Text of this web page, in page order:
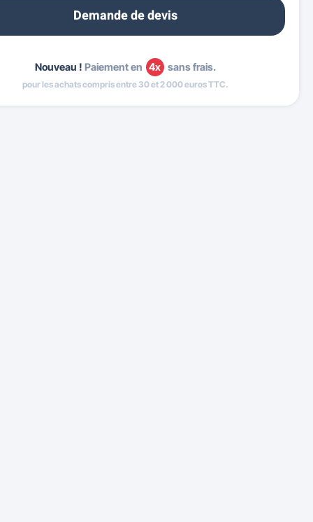
Demande de devis
Nouveau ! Paiement en 4x sans frais.
pour les achats compris entre 30 et 2 000 euros TTC.